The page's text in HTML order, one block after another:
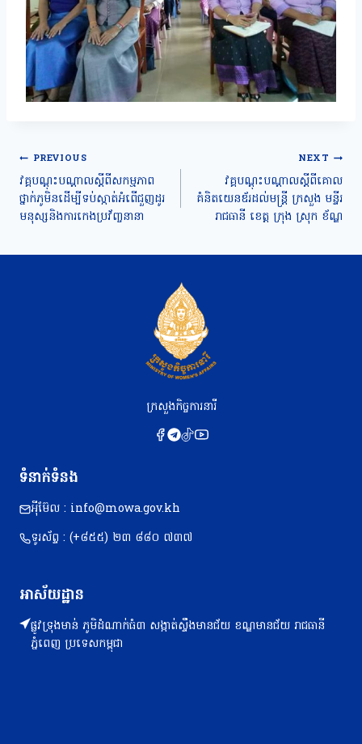
Post
navigation
PREVIOUS
វគ្គបណ្តុះបណ្តាលស្តីពីសកម្មភាព
ថ្នាក់ភូមិនដើម្បីទប់ស្កាត់អំពើជួញដូរ
មនុស្សនិងការកេងប្រវ័ញ្ចនានា
NEXT
វគ្គបណ្តុះបណ្តាលស្តីពីគោល
គំនិតយេនឌ័រដល់មន្ត្រី ក្រសួង មន្ទីរ
រាជធានី ខេត្ត ក្រុង ស្រុក ខ័ណ្ឌ
ក្រសួងកិច្ចការនារី
ទំនាក់ទំនង
អុីម៊ែល : info@mowa.gov.kh
ទូរស័ព្ទ : (+៨៥៥) ២៣​ ៨៨០ ៧៣៧
អាស័យដ្ឋាន
ផ្លូវទ្រុងមាន់ ភូមិដំណាក់ធំ៣ សង្កាត់ស្ទឹងមានជ័យ ខណ្ឌមានជ័យ រាជធានី
ភ្នំពេញ ប្រទេសកម្ពុជា